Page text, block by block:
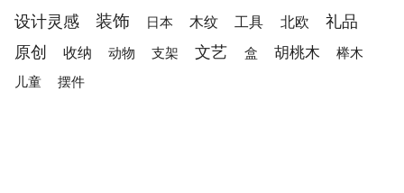
设计灵感 装饰 日本 木纹 工具 北欧
礼品
原创
收纳 动物 支架 文艺 盒 胡桃木 榉木
儿童 摆件